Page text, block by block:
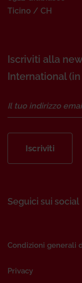
Ticino / CH
Iscriviti alla
International
Iscriviti
Seguici sui social
Condizioni generali
Privacy